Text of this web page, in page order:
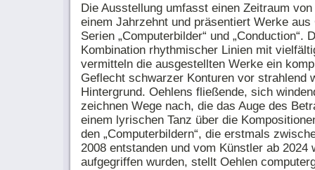
Die Ausstellung umfasst einen Zeitraum
einem Jahrzehnt und präsentiert Werke aus
Serien „Computerbilder“ und „Conduction“.
Kombination rhythmischer Linien mit
vermitteln die ausgestellten Werke ein
Geflecht schwarzer Konturen vor strahlend
Hintergrund. Oehlens fließende, sich
zeichnen Wege nach, die das Auge des
einem lyrischen Tanz über die
den „Computerbildern“, die erstmals
2008 entstanden und vom Künstler ab 2024
aufgegriffen wurden, stellt Oehlen